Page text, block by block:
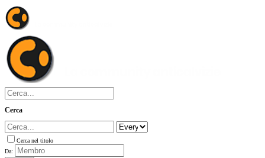
Cerca
Cerca nel titolo
Da: